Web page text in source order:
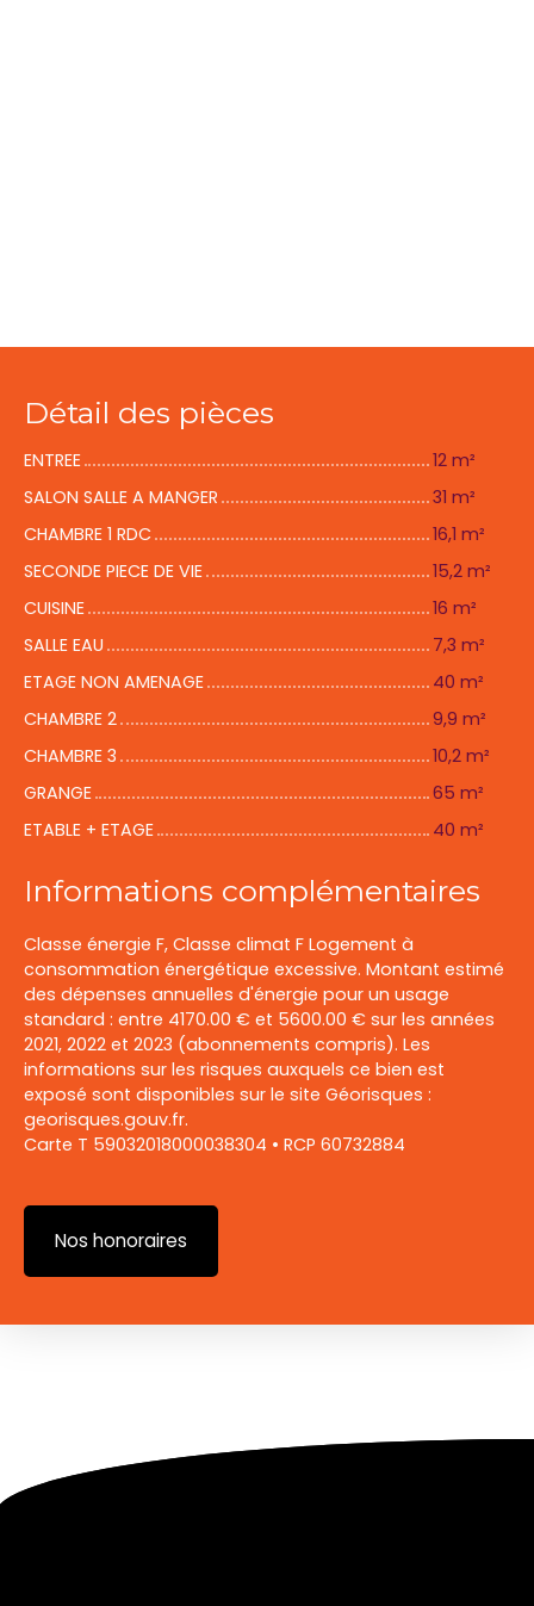
Détail des pièces
ENTREE
12 m²
SALON SALLE A MANGER
31 m²
CHAMBRE 1 RDC
16,1 m²
SECONDE PIECE DE VIE
15,2 m²
CUISINE
16 m²
SALLE EAU
7,3 m²
ETAGE NON AMENAGE
40 m²
CHAMBRE 2
9,9 m²
CHAMBRE 3
10,2 m²
GRANGE
65 m²
ETABLE + ETAGE
40 m²
Informations complémentaires
Classe énergie F, Classe climat F Logement à
consommation énergétique excessive. Montant estimé
des dépenses annuelles d'énergie pour un usage
standard : entre 4170.00 € et 5600.00 € sur les années
2021, 2022 et 2023 (abonnements compris). Les
informations sur les risques auxquels ce bien est
exposé sont disponibles sur le site Géorisques :
georisques.gouv.fr.
Carte T 59032018000038304 • RCP 60732884
Nos honoraires